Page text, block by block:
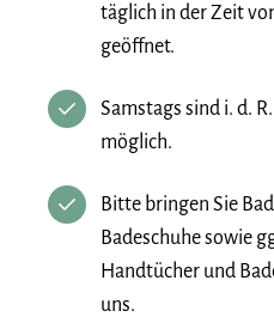
täglich in der Zeit
geöffnet.
Samstags sind i. d.
möglich.
Bitte bringen Sie
Badeschuhe sowie
Handtücher und
uns.